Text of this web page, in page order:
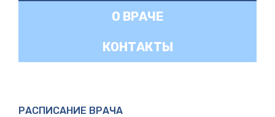
О ВРАЧЕ
КОНТАКТЫ
РАСПИСАНИЕ ВРАЧА